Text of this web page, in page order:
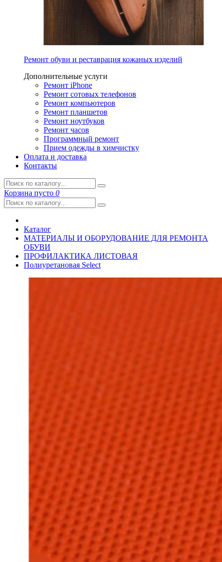
Ремонт обуви и реставрация кожаных изделий
Дополнительные услуги
Ремонт iPhone
Ремонт сотовых телефонов
Ремонт компьютеров
Ремонт планшетов
Ремонт ноутбуков
Ремонт часов
Программный ремонт
Прием одежды в химчистку
Оплата и доставка
Контакты
Корзина пусто 0
Каталог
МАТЕРИАЛЫ И ОБОРУДОВАНИЕ ДЛЯ РЕМОНТА
ОБУВИ
ПРОФИЛАКТИКА ЛИСТОВАЯ
Полиуретановая Select